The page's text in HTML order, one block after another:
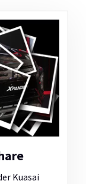
Kuasai